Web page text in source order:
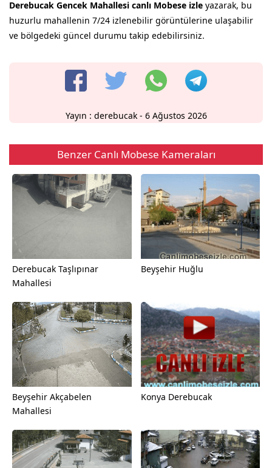
Derebucak Gencek Mahallesi canlı Mobese izle yazarak, bu
huzurlu mahallenin 7/24 izlenebilir görüntülerine ulaşabilir
ve bölgedeki güncel durumu takip edebilirsiniz.
Yayın : derebucak- 6 Ağustos 2026
Benzer Canlı Mobese Kameraları
Derebucak Taşlıpınar
Mahallesi
Beyşehir Huğlu
Beyşehir Akçabelen
Mahallesi
Konya Derebucak